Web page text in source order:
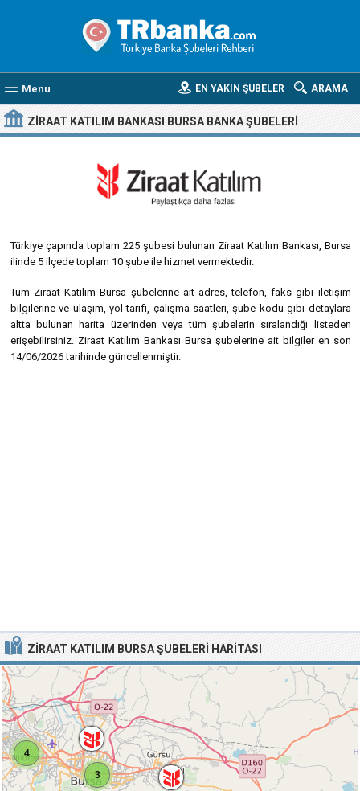
Menu ARAMA
EN YAKIN ŞUBELER
ZIRAAT KATILIM BANKASI BURSA BANKA ŞUBELERI
Türkiye çapında toplam 225 şubesi bulunan Ziraat Katılım Bankası, Bursa
ilinde 5 ilçede toplam 10 şube ile hizmet vermektedir.
Tüm Ziraat Katılım Bursa şubelerine ait adres, telefon, faks gibi iletişim
bilgilerine ve ulaşım, yol tarifi, çalışma saatleri, şube kodu gibi detaylara
altta bulunan harita üzerinden veya tüm şubelerin sıralandığı listeden
erişebilirsiniz. Ziraat Katılım Bankası Bursa şubelerine ait bilgiler en son
14/06/2026 tarihinde güncellenmiştir.
ZIRAAT KATILIM BURSA ŞUBELERI HARITASI
3
4